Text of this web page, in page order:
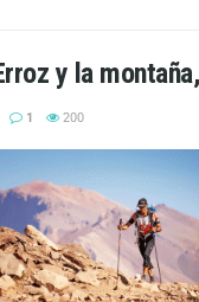
y la
1 200